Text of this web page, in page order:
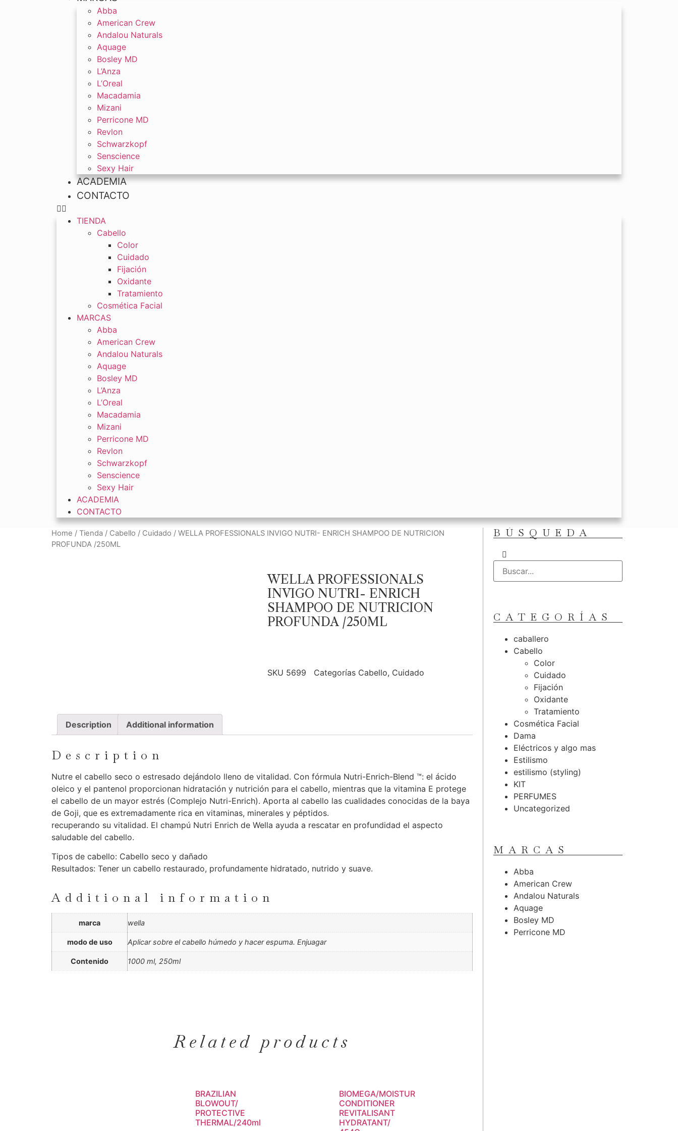
Abba
American Crew
Andalou Naturals
Aquage
Bosley MD
L’Anza
L’Oreal
Macadamia
Mizani
Perricone MD
Revlon
Schwarzkopf
Senscience
Sexy Hair
ACADEMIA
CONTACTO
TIENDA
Cabello
Color
Cuidado
Fijación
Oxidante
Tratamiento
Cosmética Facial
MARCAS
Abba
American Crew
Andalou Naturals
Aquage
Bosley MD
L’Anza
L’Oreal
Macadamia
Mizani
Perricone MD
Revlon
Schwarzkopf
Senscience
Sexy Hair
ACADEMIA
CONTACTO
Home / Tienda / Cabello / Cuidado / WELLA PROFESSIONALS INVIGO NUTRI- ENRICH SHAMPOO DE NUTRICION
PROFUNDA /250ML
WELLA PROFESSIONALS
INVIGO NUTRI- ENRICH
SHAMPOO DE NUTRICION
PROFUNDA /250ML
SKU 5699 Categorías Cabello, Cuidado
Description Additional information
Description
Nutre el cabello seco o estresado dejándolo lleno de vitalidad. Con fórmula Nutri-Enrich-Blend ™: el ácido
oleico y el pantenol proporcionan hidratación y nutrición para el cabello, mientras que la vitamina E protege
el cabello de un mayor estrés (Complejo Nutri-Enrich). Aporta al cabello las cualidades conocidas de la baya
de Goji, que es extremadamente rica en vitaminas, minerales y péptidos.
recuperando su vitalidad. El champú Nutri Enrich de Wella ayuda a rescatar en profundidad el aspecto
saludable del cabello.
Tipos de cabello: Cabello seco y dañado
Resultados: Tener un cabello restaurado, profundamente hidratado, nutrido y suave.
Additional information
marca wella
modo de uso Aplicar sobre el cabello húmedo y hacer espuma. Enjuagar
Contenido 1000 ml, 250ml
Related products
BRAZILIAN
BLOWOUT/
PROTECTIVE
THERMAL/240ml
BIOMEGA/MOISTUR
CONDITIONER
REVITALISANT
HYDRATANT/
BÚSQUEDA
CATEGORÍAS
caballero
Cabello
Color
Cuidado
Fijación
Oxidante
Tratamiento
Cosmética Facial
Dama
Eléctricos y algo mas
Estilismo
estilismo (styling)
KIT
PERFUMES
Uncategorized
MARCAS
Abba
American Crew
Andalou Naturals
Aquage
Bosley MD
Perricone MD